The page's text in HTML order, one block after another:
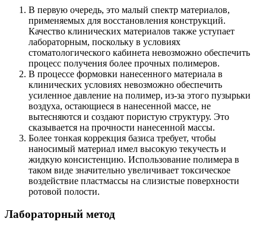
В первую очередь, это малый спектр материалов,
применяемых для восстановления конструкций.
Качество клинических материалов также уступает
лабораторным, поскольку в условиях
стоматологического кабинета невозможно обеспечить
процесс получения более прочных полимеров.
В процессе формовки нанесенного материала в
клинических условиях невозможно обеспечить
усиленное давление на полимер, из-за этого пузырьки
воздуха, остающиеся в нанесенной массе, не
вытесняются и создают пористую структуру. Это
сказывается на прочности нанесенной массы.
Более тонкая коррекция базиса требует, чтобы
наносимый материал имел высокую текучесть и
жидкую консистенцию. Использование полимера в
таком виде значительно увеличивает токсическое
воздействие пластмассы на слизистые поверхности
ротовой полости.
Лабораторный метод